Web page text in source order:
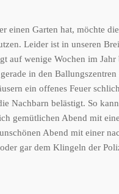
einen Garten hat, möchte
Leider ist in unseren
auf wenige Wochen im Jahr
in den Ballungszentren
ein offenes Feuer
Nachbarn belästigt. So
gemütlichen Abend mit
Abend mit einer
gar dem Klingeln der